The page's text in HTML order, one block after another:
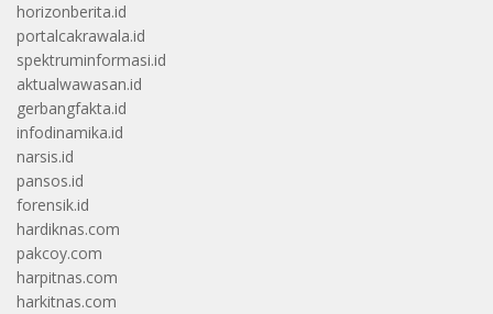
horizonberita.id
portalcakrawala.id
spektruminformasi.id
aktualwawasan.id
gerbangfakta.id
infodinamika.id
narsis.id
pansos.id
forensik.id
hardiknas.com
pakcoy.com
harpitnas.com
harkitnas.com